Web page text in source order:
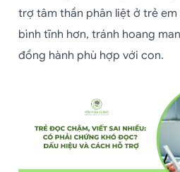
trợ tâm thần phân liệt ở trẻ em
bình tĩnh hơn, tránh hoang
đồng hành phù hợp với con.